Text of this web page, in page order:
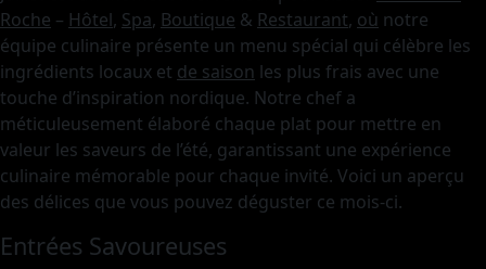
Roche – Hôtel, Spa, Boutique & Restaurant, où notre
équipe culinaire présente un menu spécial qui célèbre les
ingrédients locaux et de saison les plus frais avec une
touche d’inspiration nordique. Notre chef a
méticuleusement élaboré chaque plat pour mettre en
valeur les saveurs de l’été, garantissant une expérience
culinaire mémorable pour chaque invité. Voici un aperçu
des délices que vous pouvez déguster ce mois-ci.
Entrées Savoureuses